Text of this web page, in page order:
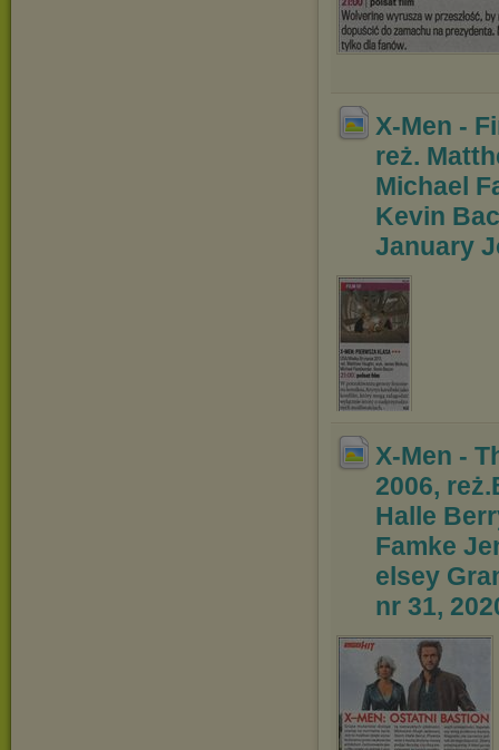
X-Men -
reż. Mat
Michael
Kevin
January
X-Men -
2006, reż.
Halle
Famke
elsey
nr 31,